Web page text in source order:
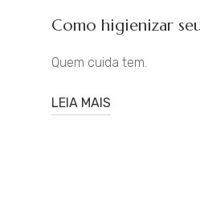
Como higienizar
Quem cuida tem.
LEIA MAIS